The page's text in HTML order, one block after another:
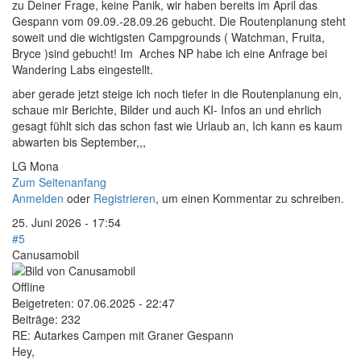
zu Deiner Frage, keine Panik, wir haben bereits im April das
Gespann vom 09.09.-28.09.26 gebucht. Die Routenplanung steht
soweit und die wichtigsten Campgrounds ( Watchman, Fruita,
Bryce )sind gebucht! Im Arches NP habe ich eine Anfrage bei
Wandering Labs eingestellt.
aber gerade jetzt steige ich noch tiefer in die Routenplanung ein,
schaue mir Berichte, Bilder und auch KI- Infos an und ehrlich
gesagt fühlt sich das schon fast wie Urlaub an, Ich kann es kaum
abwarten bis September,,,
LG Mona
Zum Seitenanfang
Anmelden oder Registrieren, um einen Kommentar zu schreiben.
25. Juni 2026 - 17:54
#5
Canusamobil
Offline
Beigetreten: 07.06.2025 - 22:47
Beiträge: 232
RE: Autarkes Campen mit Graner Gespann
Hey,